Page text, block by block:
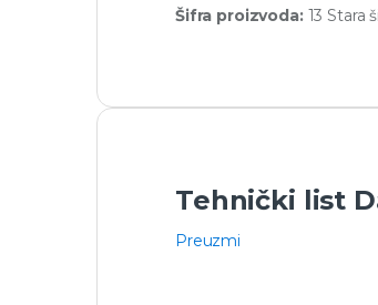
Šifra proizvoda: 13 Stara
Tehnički list
Preuzmi